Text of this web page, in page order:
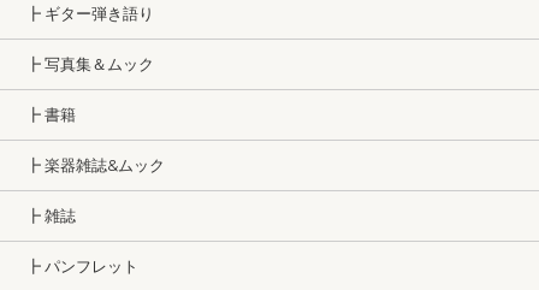
┣ ギター弾き語り
┣ 写真集＆ムック
┣ 書籍
┣ 楽器雑誌&ムック
┣ 雑誌
┣ パンフレット